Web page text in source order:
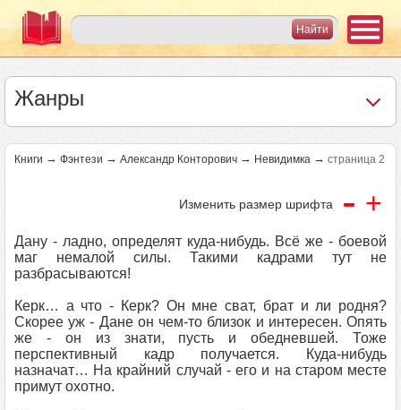
Жанры
Книги → Фэнтези → Александр Конторович → Невидимка → страница 2
Изменить размер шрифта - +
Дану - ладно, определят куда-нибудь. Всё же - боевой
маг немалой силы. Такими кадрами тут не
разбрасываются!
Керк… а что - Керк? Он мне сват, брат и ли родня?
Скорее уж - Дане он чем-то близок и интересен. Опять
же - он из знати, пусть и обедневшей. Тоже
перспективный кадр получается. Куда-нибудь
назначат… На крайний случай - его и на старом месте
примут охотно.